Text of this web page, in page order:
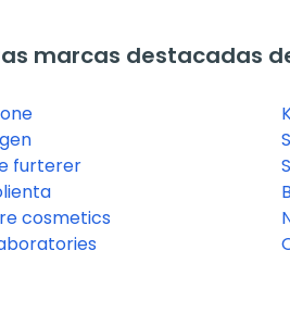
marcas destacadas
furterer
cosmetics